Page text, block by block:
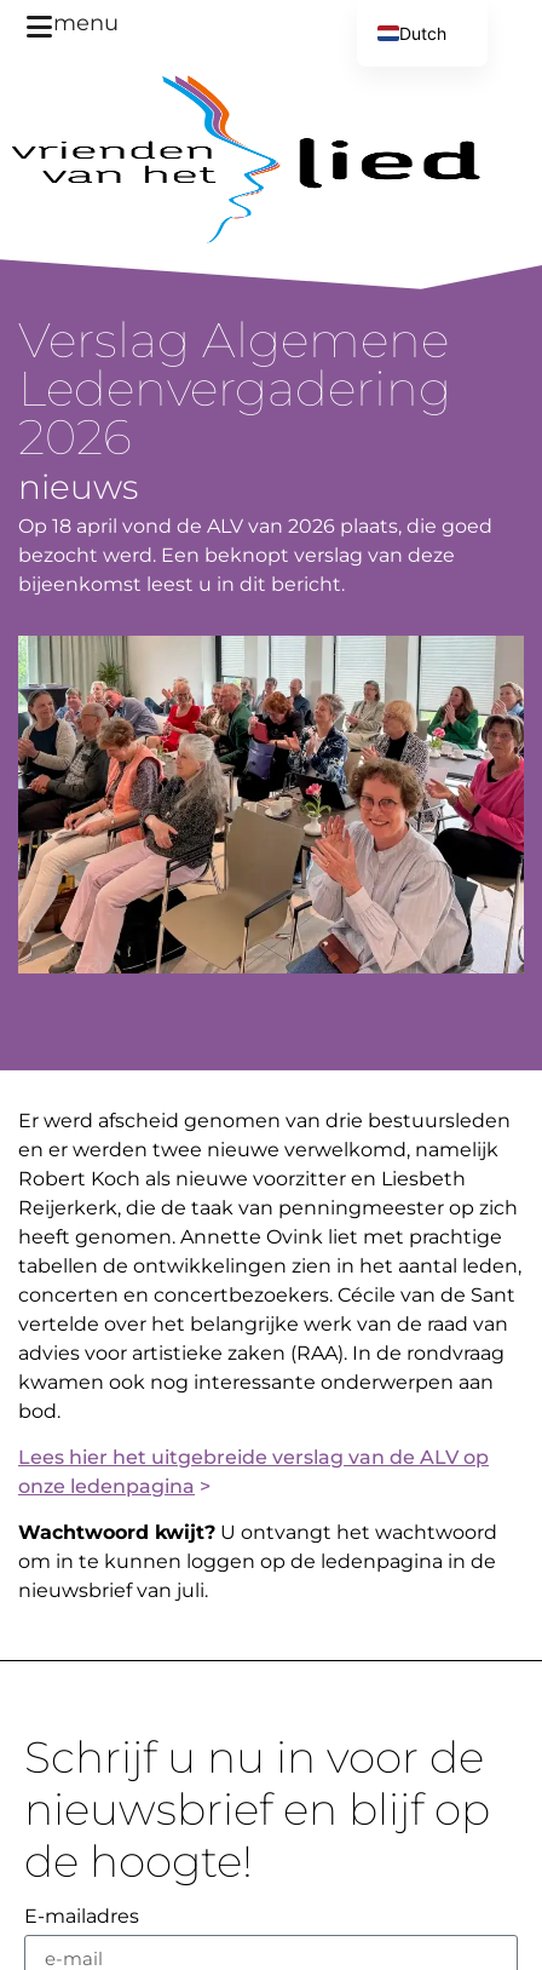
menu
Verslag Algemene
Ledenvergadering
2026
nieuws
Op 18 april vond de ALV van 2026 plaats, die goed
bezocht werd. Een beknopt verslag van deze
bijeenkomst leest u in dit bericht.
Er werd afscheid genomen van drie bestuursleden
en er werden twee nieuwe verwelkomd, namelijk
Robert Koch als nieuwe voorzitter en Liesbeth
Reijerkerk, die de taak van penningmeester op zich
heeft genomen. Annette Ovink liet met prachtige
tabellen de ontwikkelingen zien in het aantal leden,
concerten en concertbezoekers. Cécile van de Sant
vertelde over het belangrijke werk van de raad van
advies voor artistieke zaken (RAA). In de rondvraag
kwamen ook nog interessante onderwerpen aan
bod.
Lees hier het uitgebreide verslag van de ALV op
onze ledenpagina >
Wachtwoord kwijt? U ontvangt het wachtwoord
om in te kunnen loggen op de ledenpagina in de
nieuwsbrief van juli.
Schrijf u nu in voor de
nieuwsbrief en blijf op
de hoogte!
E-mailadres
Dutch